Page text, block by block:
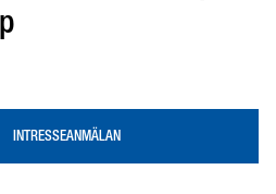
INTRESSEANMÄLAN